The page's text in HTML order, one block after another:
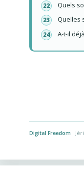
Quels
Quelles
A-t-il
Digital Freedom ·